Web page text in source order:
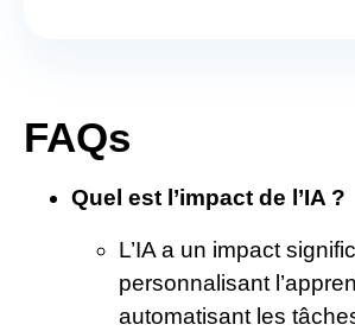
FAQs
Quel est l’impact de l’IA ?
L’IA a un impact
personnalisant
automatisant les